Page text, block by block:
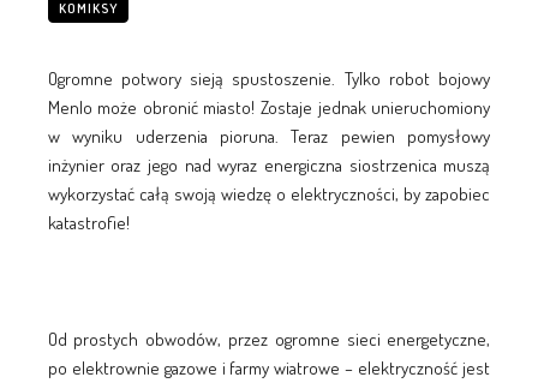
KOMIKSY
Ogromne potwory sieją spustoszenie. Tylko robot bojowy
Menlo może obronić miasto! Zostaje jednak unieruchomiony
w wyniku uderzenia pioruna. Teraz pewien pomysłowy
inżynier oraz jego nad wyraz energiczna siostrzenica muszą
wykorzystać całą swoją wiedzę o elektryczności, by zapobiec
katastrofie!
Od prostych obwodów, przez ogromne sieci energetyczne,
po elektrownie gazowe i farmy wiatrowe – elektryczność jest